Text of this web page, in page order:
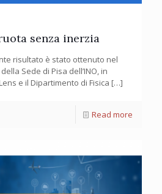
senza inerzia
risultato è stato ottenuto nel
Sede di Pisa dell’INO, in
e il Dipartimento di Fisica […]
Read more